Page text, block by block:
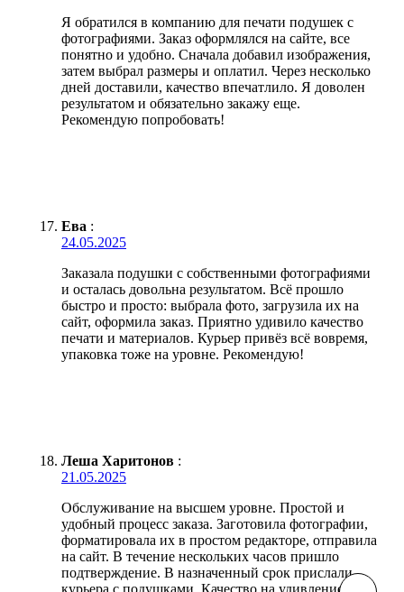
Я обратился в компанию для печати подушек с
фотографиями. Заказ оформлялся на сайте, все
понятно и удобно. Сначала добавил изображения,
затем выбрал размеры и оплатил. Через несколько
дней доставили, качество впечатлило. Я доволен
результатом и обязательно закажу еще.
Рекомендую попробовать!
Ева :
24.05.2025
Заказала подушки с собственными фотографиями
и осталась довольна результатом. Всё прошло
быстро и просто: выбрала фото, загрузила их на
сайт, оформила заказ. Приятно удивило качество
печати и материалов. Курьер привёз всё вовремя,
упаковка тоже на уровне. Рекомендую!
Леша Харитонов :
21.05.2025
Обслуживание на высшем уровне. Простой и
удобный процесс заказа. Заготовила фотографии,
форматировала их в простом редакторе, отправила
на сайт. В течение нескольких часов пришло
подтверждение. В назначенный срок прислали
курьера с подушками. Качество на удивление